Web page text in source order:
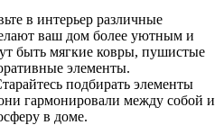
в интерьер различные
ваш дом более уютным и
быть мягкие ковры, пушистые
элементы.
подбирать элементы
гармонировали между собой и
в доме.